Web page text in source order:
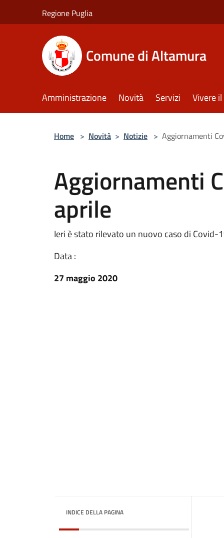
Regione Puglia
Comune di Altamura
Amministrazione Novità Servizi Vivere
Home > Novità > Notizie > Aggiornamenti
Aggiornamenti
aprile
Ieri è stato rilevato un nuovo caso di
Data :
27 maggio 2020
INDICE DELLA PAGINA